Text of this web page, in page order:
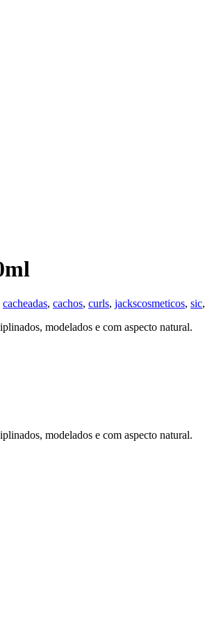
cacheadas, cachos, curls, jackscosmeticos, sic,
modelados e com aspecto natural.
modelados e com aspecto natural.